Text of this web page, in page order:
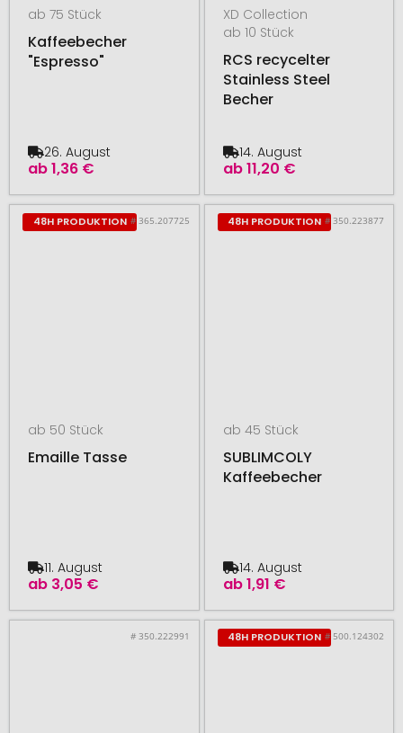
ab 75 Stück
Kaffeebecher
"Espresso"
ab1,36 €
26. August
XD Collection
ab 10 Stück
RCS recycelter
Stainless Steel
Becher
ab11,20 €
14. August
48H PRODUKTION # 365.207725
ab 50 Stück
Emaille Tasse
ab 3,05 €
11. August
48H PRODUKTION # 350.223877
ab 45 Stück
SUBLIMCOLY
Kaffeebecher
ab1,91 €
14. August
# 350.222991 48H PRODUKTION # 500.124302